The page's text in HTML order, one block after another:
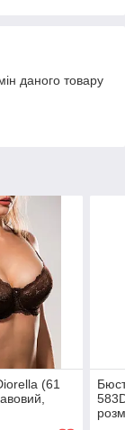
даного товару
(61